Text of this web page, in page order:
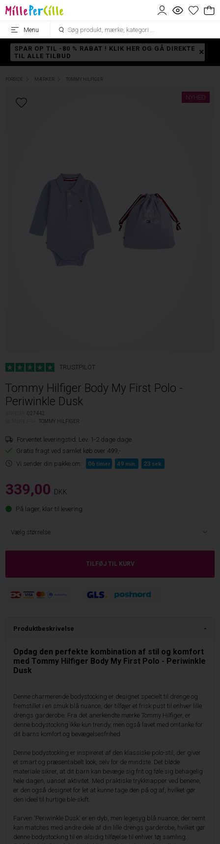
Menu
SPAR OP TIL -80 % RABAT ! KLIK HER OG GÅ DIREKTE
TIL ALLE TILBUD
FORSIDE MÆRKER TOMMY HILFIGER
NYHED
TRUSTPILOT
Tommy Hilfiger Body My First Polo -
Periwinkle Dusk
VARENR.027442
TOMMY HILFIGER
Forventet leveringstid: Lev. 1-2 dage dage
Gratis fragt ved samlet køb over 499,-
Vi sender din pakke om:
06 timer 49 min. 22 sek.
339,00 DKK
På lager, klar til levering
Produktbeskrivelse
Opdag den perfekte kombination af stil og komfort
med Tommy Hilfiger Body My First Polo - Periwinkle
Dusk
Denne charmerende bodystocking er designet specielt til drenge og
fremstillet i en smuk blå nuance, der tilføjer et frisk pust til enhver lille
drengs garderobe. Fra det anerkendte mærke Tommy Hilfiger, er
denne bodystocking ikke kun trendy, men også lavet med omtanke for
dit barns komfort og bevægelsesfrihed.
Denne bodystocking er inspireret af den klassiske polo-stil, der giver
et smart og præsentabelt look, selv for de mindste. Det bløde
materiale sikrer, at dit barn kan bevæge sig frit og føle sig behagelig
hele dagen, uanset aktivitet. Med praktiske trykknapper ved benene,
er den også designet for let at kunne tage den på og af, hvilket gør
den ideel til hurtige ble-skift.
Farven 'Periwinkle Dusk' er en dyb, men legesyg blå nuance, der nemt
kan matches med andre dele af din lille drengs garderobe, hvilket gør
denne bodystocking til en alsidig tilføjelse til enhver tøj samling.